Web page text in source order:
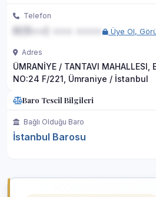
Telefon
Üye Ol,
Adres
ÜMRANİYE / TANTAVI MAHALLESI,
NO:24 F/221, Ümraniye / İstanbul
Baro Tescil Bilgileri
Bağlı Olduğu Baro
İstanbul Barosu